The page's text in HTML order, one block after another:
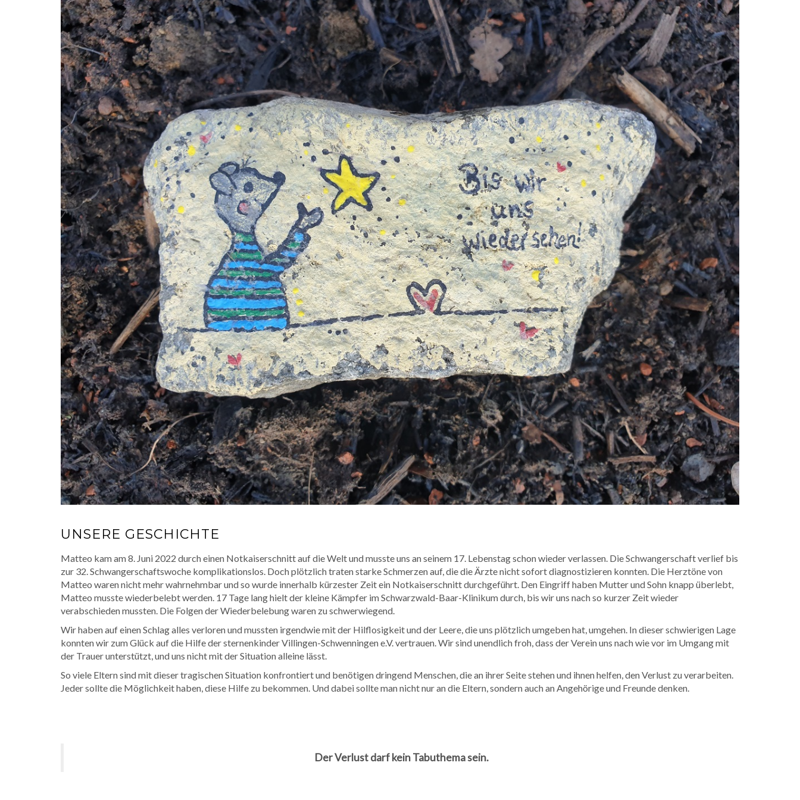
UNSERE GESCHICHTE
Matteo kam am 8. Juni 2022 durch einen Notkaiserschnitt auf die Welt und musste uns an seinem 17. Lebenstag schon wieder verlassen. Die Schwangerschaft verlief bis
zur 32. Schwangerschaftswoche komplikationslos. Doch plötzlich traten starke Schmerzen auf, die die Ärzte nicht sofort diagnostizieren konnten. Die Herztöne von
Matteo waren nicht mehr wahrnehmbar und so wurde innerhalb kürzester Zeit ein Notkaiserschnitt durchgeführt. Den Eingriff haben Mutter und Sohn knapp überlebt,
Matteo musste wiederbelebt werden. 17 Tage lang hielt der kleine Kämpfer im Schwarzwald-Baar-Klinikum durch, bis wir uns nach so kurzer Zeit wieder
verabschieden mussten. Die Folgen der Wiederbelebung waren zu schwerwiegend.
Wir haben auf einen Schlag alles verloren und mussten irgendwie mit der Hilflosigkeit und der Leere, die uns plötzlich umgeben hat, umgehen. In dieser schwierigen Lage
konnten wir zum Glück auf die Hilfe der sternenkinder Villingen-Schwenningen e.V. vertrauen. Wir sind unendlich froh, dass der Verein uns nach wie vor im Umgang mit
der Trauer unterstützt, und uns nicht mit der Situation alleine lässt.
So viele Eltern sind mit dieser tragischen Situation konfrontiert und benötigen dringend Menschen, die an ihrer Seite stehen und ihnen helfen, den Verlust zu verarbeiten.
Jeder sollte die Möglichkeit haben, diese Hilfe zu bekommen. Und dabei sollte man nicht nur an die Eltern, sondern auch an Angehörige und Freunde denken.
Der Verlust darf kein Tabuthema sein.